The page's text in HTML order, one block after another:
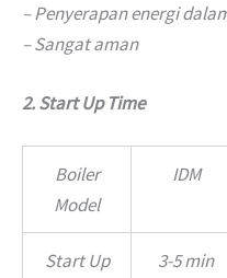
– Penyerapan energi
– Sangat aman
2. Start Up Time
Boiler
Model
IDM
Start Up
3-5 min